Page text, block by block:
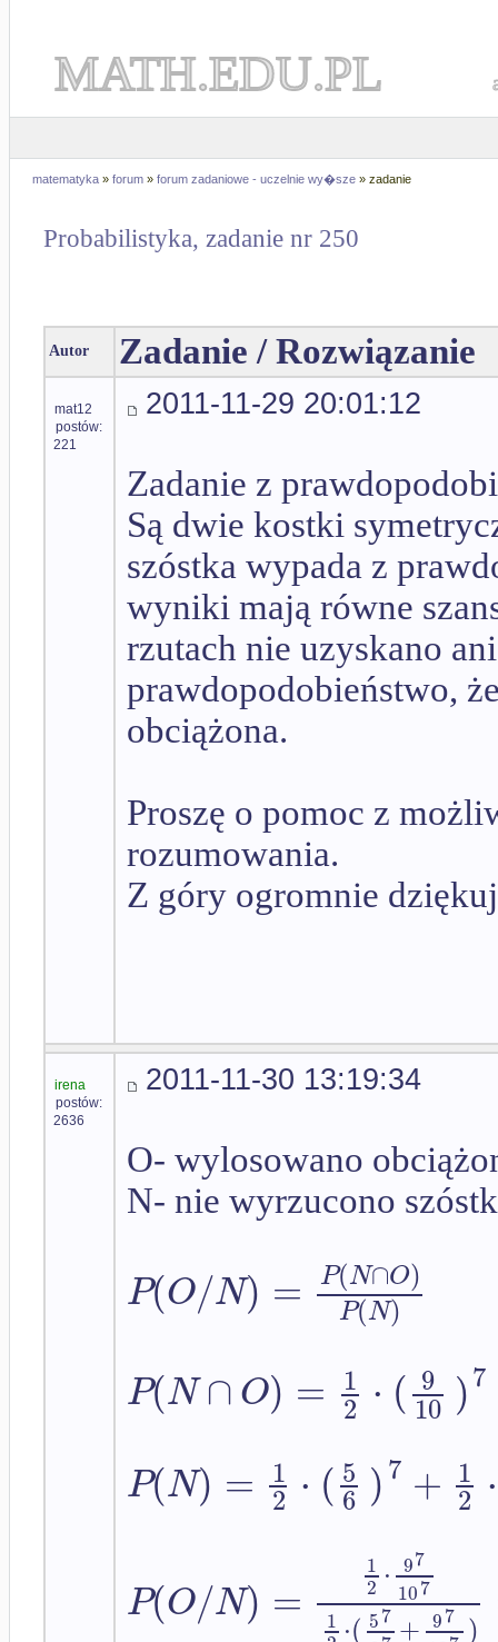
MATH.EDU.PL
matematyka » forum » forum zadaniowe - uczelnie wy�sze » zadanie
Probabilistyka, zadanie nr 250
Autor Zadanie / Rozwiązanie
mat12
postów:
221
2011-11-29 20:01:12
Zadanie z
Są dwie kostki
szóstka wypada z
wyniki mają równe
rzutach nie uzyskano
prawdopodobieństwo,
obciążona.
Proszę o pomoc z
rozumowania.
Z góry ogromnie
irena
postów:
2636
2011-11-30 13:19:34
O- wylosowano
N- nie wyrzucono
P(O/N) = P(N∩O)
P(N)
P(N ∩O) = 1
2 ⋅ ( 9
10 )7
P(N) = 1
2 ⋅ ( 5
6 )7 + 1
2 ⋅
P(O/N) =
1
2 ⋅ 97
107
1 ⋅( 57 + 97 )